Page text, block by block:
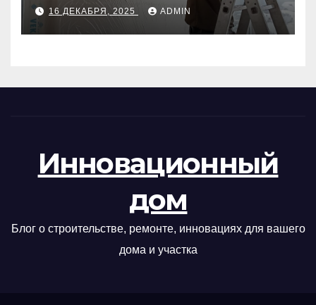
16 ДЕКАБРЯ, 2025 ADMIN
Инновационный
дом
Блог о строительстве, ремонте, инновациях для вашего
дома и участка